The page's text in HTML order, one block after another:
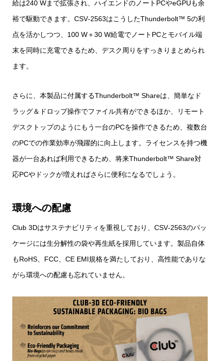
給は240 Wまで拡張され、ハイエンドのノートPCやeGPUも余
裕で駆動できます。CSV‑2563はこうしたThunderbolt™ 5の利
点を活かしつつ、100 W＋30 W給電でノートPCとモバイル端
末を同時に充電できるため、デスク周りをすっきりまとめられ
ます。
さらに、本製品に付属するThunderbolt™ Shareは、簡単なド
ラッグ＆ドロップ操作でファイル共有ができるほか、リモート
デスクトップのようにもう一台のPCを操作できるため、複数台
のPCでの作業効率が飛躍的に向上します。ライセンスを持つ機
器が一台あれば利用できるため、将来Thunderbolt™ Share対
応PCやドックが増えればさらに便利になるでしょう。
環境への配慮
Club 3Dはサステナビリティを重視しており、CSV‑2563のパッ
ケージには生分解性の袋や再生紙を採用しています。製品自体
もRoHS、FCC、CE EMI規格を満たしており、高性能でありな
がら環境への配慮も忘れていません。